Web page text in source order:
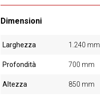
Dimensioni
Larghezza 1.240 mm
Profondità 700 mm
Altezza 850 mm